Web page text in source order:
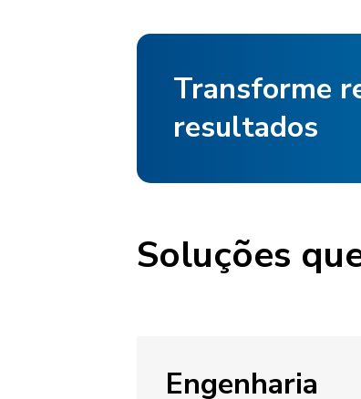
Transforme
resultados
Soluções
Engenharia